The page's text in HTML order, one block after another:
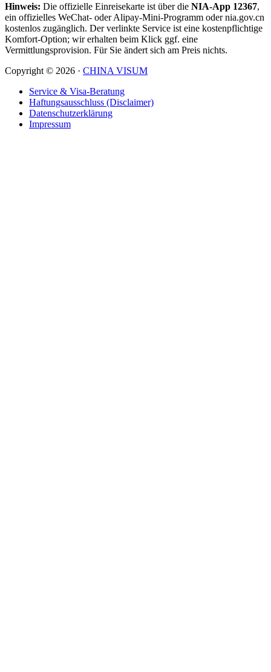
Hinweis: Die offizielle Einreisekarte ist über die NIA-App 12367,
ein offizielles WeChat- oder Alipay-Mini-Programm oder nia.gov.cn
kostenlos zugänglich. Der verlinkte Service ist eine kostenpflichtige
Komfort-Option; wir erhalten beim Klick ggf. eine
Vermittlungsprovision. Für Sie ändert sich am Preis nichts.
Copyright © 2026 · CHINA VISUM
Service & Visa-Beratung
Haftungsausschluss (Disclaimer)
Datenschutzerklärung
Impressum